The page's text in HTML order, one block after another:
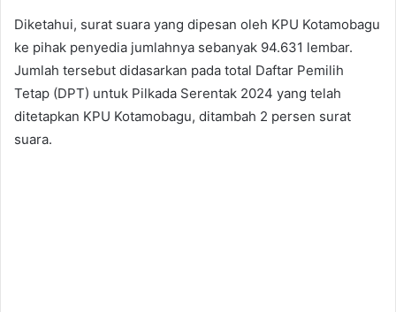
Diketahui, surat suara yang dipesan oleh KPU Kotamobagu
ke pihak penyedia jumlahnya sebanyak 94.631 lembar.
Jumlah tersebut didasarkan pada total Daftar Pemilih
Tetap (DPT) untuk Pilkada Serentak 2024 yang telah
ditetapkan KPU Kotamobagu, ditambah 2 persen surat
suara.